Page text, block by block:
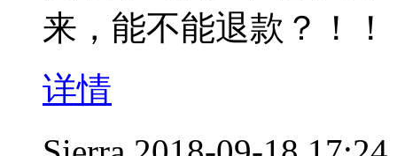
来，能不能退款？！！
详情